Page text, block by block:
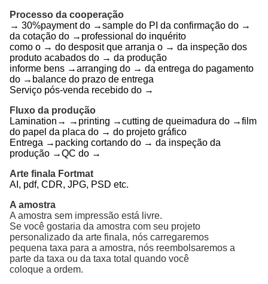
Processo da cooperação
→ 30%payment do →sample do PI da confirmação do →
da cotação do →professional do inquérito
como o → do desposit que arranja o → da inspeção dos
produto acabados do → da produção
informe bens →arranging do → da entrega do pagamento
do →balance do prazo de entrega
Serviço pós-venda recebido do →
Fluxo da produção
Lamination→ →printing →cutting de queimadura do →film
do papel da placa do → do projeto gráfico
Entrega →packing cortando do → da inspeção da
produção →QC do →
Arte finala Fortmat
AI, pdf, CDR, JPG, PSD etc.
A amostra
A amostra sem impressão está livre.
Se você gostaria da amostra com seu projeto
personalizado da arte finala, nós carregaremos
pequena taxa para a amostra, nós reembolsaremos a
parte da taxa ou da taxa total quando você
coloque a ordem.